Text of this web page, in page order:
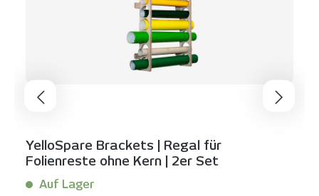
YelloSpare Brackets | Regal für
Folienreste ohne Kern | 2er Set
Auf Lager